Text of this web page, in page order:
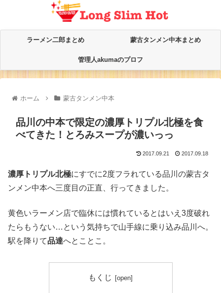
ラーメン二郎まとめ 蒙古タンメン中本まとめ
管理人akumaのプロフ
ホーム 蒙古タンメン中本
品川の中本で限定の濃厚トリプル北極を食
べてきた！とろみスープが濃いっっ
2017.09.21 2017.09.18
濃厚トリプル北極にすでに2度フラれている品川の蒙古タ
ンメン中本へ三度目の正直、行ってきました。
黄色いラーメン店で臨休には慣れているとはいえ3度破れ
たらもうない…という気持ちで山手線に乗り込み品川へ。
駅を降りて品達へとことこ。
もくじ